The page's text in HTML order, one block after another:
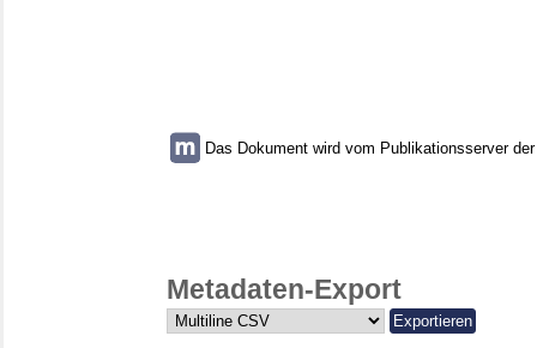
Das Dokument wird vom Publikationsserver
Metadaten-Export